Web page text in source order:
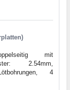
mit
2.54mm,
4